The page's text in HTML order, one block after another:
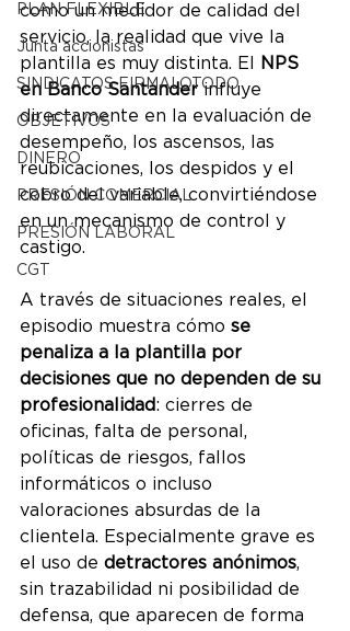
PLAN FLEXIBLE
Junta accionistas
SINDICATOS FIRMALOTODO
OBJETIVOS
DINERO
PRESIÓN COMERCIAL
PRESIÓN LABORAL
CGT
como un medidor de calidad del
servicio, la realidad que vive la
plantilla es muy distinta. El
NPS
en Banco Santander influye
directamente en la evaluación de
desempeño, los ascensos, las
reubicaciones, los despidos y el
cobro del variable, convirtiéndose
en un mecanismo de control y
castigo.
A través de situaciones reales, el
episodio muestra cómo se
penaliza a la plantilla por
decisiones que no dependen de su
profesionalidad: cierres de
oficinas, falta de personal,
políticas de riesgos, fallos
informáticos o incluso
valoraciones absurdas de la
clientela. Especialmente grave es
el uso de detractores anónimos,
sin trazabilidad ni posibilidad de
defensa, que aparecen de forma